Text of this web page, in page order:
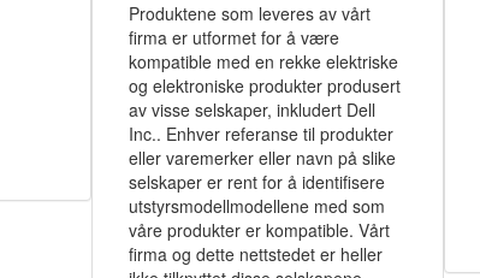
Produktene som leveres av vårt
firma er utformet for å være
kompatible med en rekke elektriske
og elektroniske produkter produsert
av visse selskaper, inkludert Dell
Inc.. Enhver referanse til produkter
eller varemerker eller navn på slike
selskaper er rent for å identifisere
utstyrsmodellmodellene med som
våre produkter er kompatible. Vårt
firma og dette nettstedet er heller